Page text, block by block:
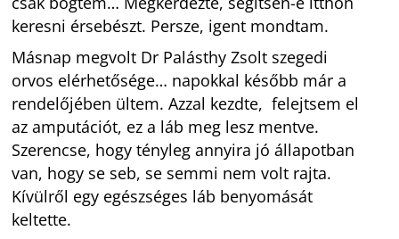
keresni érsebészt. Persze, igent mondtam.
Másnap megvolt Dr Palásthy Zsolt szegedi
orvos elérhetősége… napokkal később már a
rendelőjében ültem. Azzal kezdte, felejtsem el
az amputációt, ez a láb meg lesz mentve.
Szerencse, hogy tényleg annyira jó állapotban
van, hogy se seb, se semmi nem volt rajta.
Kívülről egy egészséges láb benyomását
keltette.